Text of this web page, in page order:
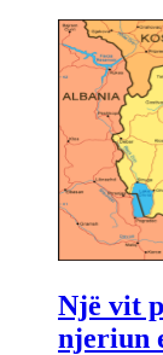
Një vit
njeriun